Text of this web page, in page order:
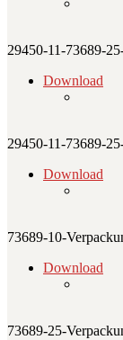
29450-11-73689-
Download
29450-11-73689-
Download
73689-10-
Download
73689-25-